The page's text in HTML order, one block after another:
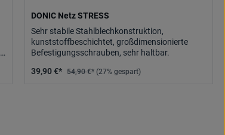
DONIC Netz STRESS
Sehr stabile Stahlblechkonstruktion,
kunststoffbeschichtet, großdimensionierte
Befestigungsschrauben, sehr haltbar.
39,90 €* 54,90 €* (27% gespart)